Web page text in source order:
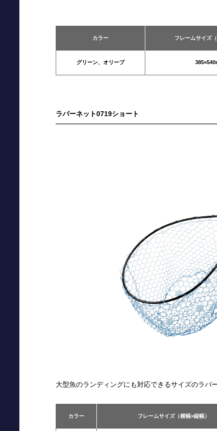
カラー フレームサイズ
グリーン、オリーブ
ラバーネット0719ショート
大型魚のランディングにも対応できるサイズのラ
カラー フレームサイズ（横幅×縦幅）